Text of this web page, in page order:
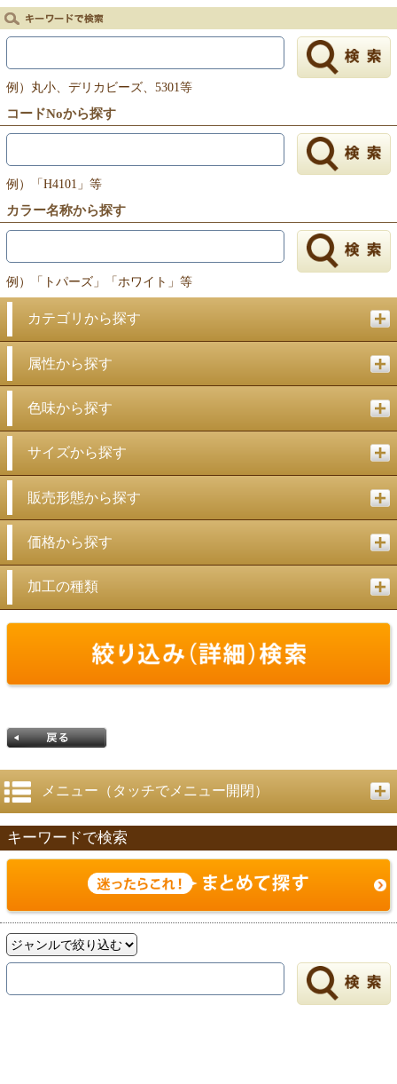
戻る
例）丸小、デリカビーズ、5301等
コードNoから探す
例）「H4101」等
カラー名称から探す
例）「トパーズ」「ホワイト」等
カテゴリから探す
属性から探す
色味から探す
サイズから探す
販売形態から探す
価格から探す
加工の種類
戻る
メニュー（タッチでメニュー開閉）
キーワードで検索